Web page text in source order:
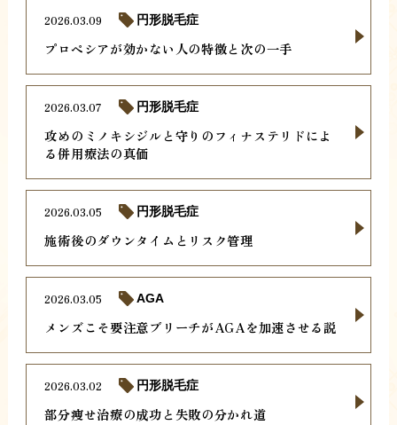
プロペシアが効かない人の特徴と次の一手
2026.03.09 円形脱毛症
攻めのミノキシジルと守りのフィナステリドによ
る併用療法の真価
2026.03.07 円形脱毛症
施術後のダウンタイムとリスク管理
2026.03.05 円形脱毛症
メンズこそ要注意ブリーチがAGAを加速させる説
2026.03.05 AGA
部分痩せ治療の成功と失敗の分かれ道
2026.03.02 円形脱毛症